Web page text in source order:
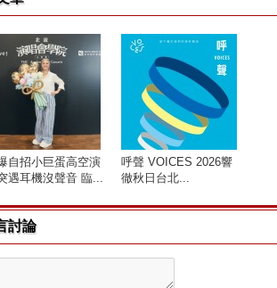
自招小巨蛋高空演
遇耳機沒聲音 臨...
呼聲 VOICES 2026響
徹秋日台北...
討論